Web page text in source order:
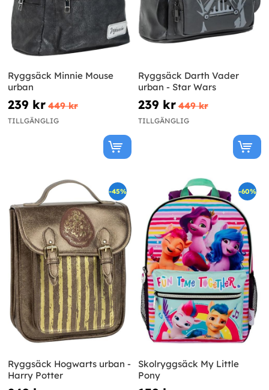
Ryggsäck Minnie Mouse
urban
239 kr 449 kr
TILLGÄNGLIG
Ryggsäck Darth Vader
urban - Star Wars
239 kr 449 kr
TILLGÄNGLIG
-45%
Ryggsäck Hogwarts urban -
Harry Potter
-60%
Skolryggsäck My Little
Pony